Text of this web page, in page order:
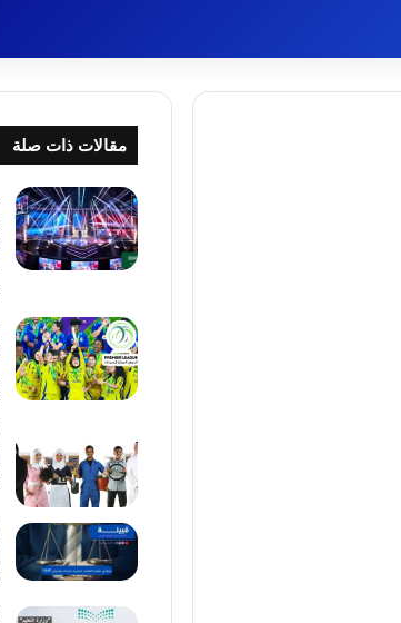
مقالات ذات صلة